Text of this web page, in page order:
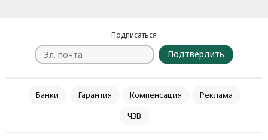
Подписаться
Подтвердить
Банки Гарантия Компенсация
Реклама
ЧЗВ